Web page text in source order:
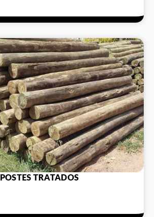
POSTES TRATADOS